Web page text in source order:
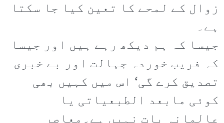
زوال کے لمحے کا تعین کیا جا سکتا
ہے۔
جیسا کہ ہم دیکھ رہے ہیں اور جیسا
کہ فریب خوردہ جہالت اور بے خبری
تصدیق کرے گی‘ اس میں کہیں بھی
کوئی مابعد الطبعیاتی یا